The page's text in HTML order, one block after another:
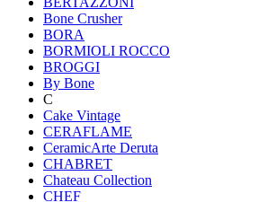
Bone Crusher
BORA
BORMIOLI ROCCO
BROGGI
By Bone
C
Cake Vintage
CERAFLAME
CeramicArte Deruta
CHABRET
Chateau Collection
CHEF